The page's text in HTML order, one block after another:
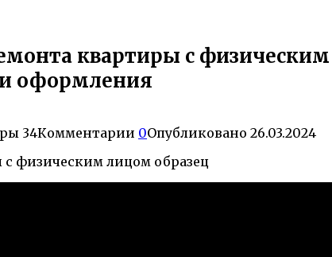
квартиры с
оформления
34Комментарии 0Опубликовано 26.03.2024